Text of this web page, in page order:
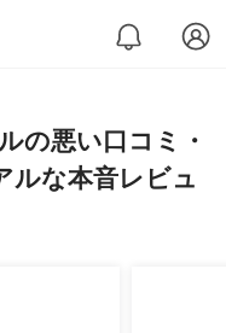
の悪い口コミ・
ルな本音レビュ